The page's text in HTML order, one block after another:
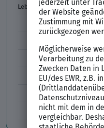
Lebenslauf
Lebenslauf Aufbau und Inhalt
Lebenslauf Englisch Résumé
Lücken im Lebenslauf
Tabellarischer Lebenslauf
Professionelles Bewerbungsfoto